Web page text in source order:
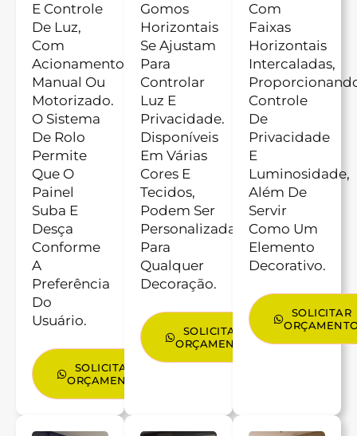
E Controle
De Luz,
Com
Acionamento
Manual Ou
Motorizado.
O Sistema
De Rolo
Permite
Que O
Painel
Suba E
Desça
Conforme
A
Preferência
Do
Usuário.
SOLICITAR
ORÇAMENTO
Gomos
Horizontais
Se Ajustam
Para
Controlar
Luz E
Privacidade.
Disponíveis
Em Várias
Cores E
Tecidos,
Podem Ser
Personalizadas
Para
Qualquer
Decoração.
SOLICITAR
ORÇAMENTO
Com
Faixas
Horizontais
Intercaladas,
Controle
De
Privacidade
E
Luminosidade,
Além De
Servir
Como Um
Elemento
Decorativo.
SOLICITAR